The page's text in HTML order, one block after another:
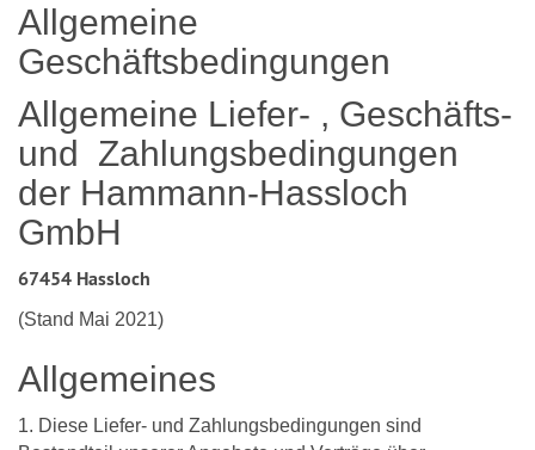
Allgemeine
Geschäftsbedingungen
Allgemeine Liefer- , Geschäfts-
und Zahlungsbedingungen
der Hammann-Hassloch
GmbH
67454 Hassloch
(Stand Mai 2021)
Allgemeines
1. Diese Liefer- und Zahlungsbedingungen sind